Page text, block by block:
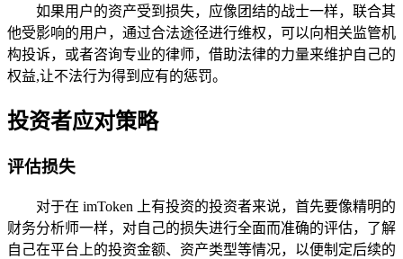
如果用户的资产受到损失，应像团结的战士一样，联合其
他受影响的用户，通过合法途径进行维权，可以向相关监管机
构投诉，或者咨询专业的律师，借助法律的力量来维护自己的
权益,让不法行为得到应有的惩罚。
投资者应对策略
评估损失
对于在 imToken 上有投资的投资者来说，首先要像精明的
财务分析师一样，对自己的损失进行全面而准确的评估，了解
自己在平台上的投资金额、资产类型等情况，以便制定后续的